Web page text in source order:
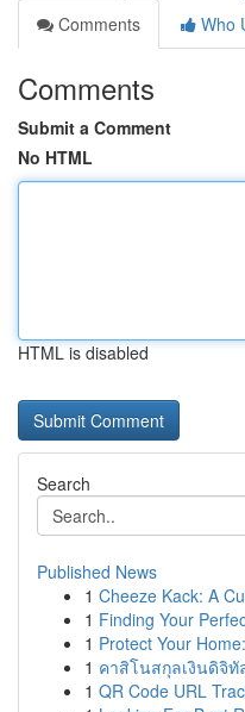
Comments
Who
Comments
Submit a Comment
No HTML
HTML is disabled
Search
Published News
1 Cheeze Kack: A
1 Finding Your
1 Protect Your
1 คาสิโนสกุลเงินดิจิ
1 QR Code URL